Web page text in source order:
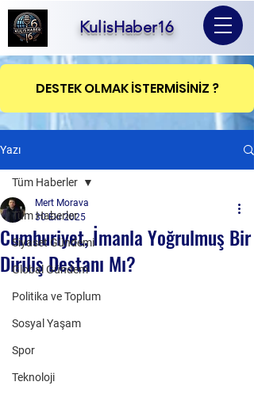
KulisHaber16
DESTEK OLMAK İSTERMİSİNİZ ?
Yazı
Tüm Haberler
Siyaset Gündemi
Global Gündem
Politika ve Toplum
Sosyal Yaşam
Spor
Teknoloji
Tüm Haberler
Cumhuriyet, İmanla Yoğrulmuş Bir
Diriliş Destanı Mı?
Mert Morava
30 Eki 2025